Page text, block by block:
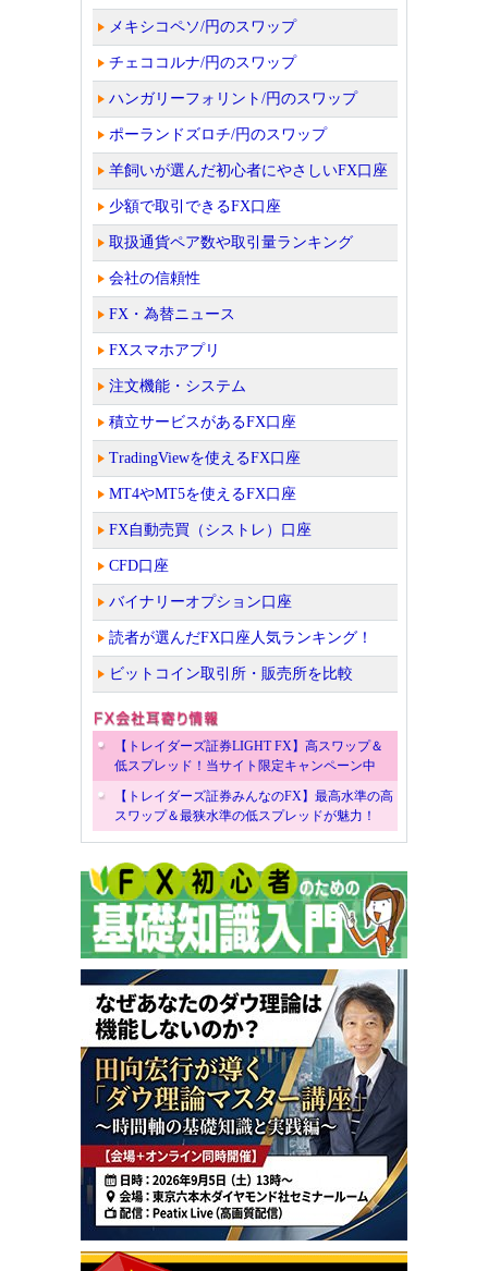
メキシコペソ/円のスワップ
チェココルナ/円のスワップ
ハンガリーフォリント/円のスワップ
ポーランドズロチ/円のスワップ
羊飼いが選んだ初心者にやさしいFX口座
少額で取引できるFX口座
取扱通貨ペア数や取引量ランキング
会社の信頼性
FX・為替ニュース
FXスマホアプリ
注文機能・システム
積立サービスがあるFX口座
TradingViewを使えるFX口座
MT4やMT5を使えるFX口座
FX自動売買（シストレ）口座
CFD口座
バイナリーオプション口座
読者が選んだFX口座人気ランキング！
ビットコイン取引所・販売所を比較
【トレイダーズ証券LIGHT FX】高スワップ＆
低スプレッド！当サイト限定キャンペーン中
【トレイダーズ証券みんなのFX】最高水準の高
スワップ＆最狭水準の低スプレッドが魅力！